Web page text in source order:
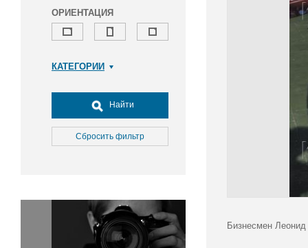
ОРИЕНТАЦИЯ
КАТЕГОРИИ
Досуг, туризм и отдых
Культура
Медицина
Окружающая среда
Политика
Правосудие
Найти
Сбросить фильтр
Бизнесмен